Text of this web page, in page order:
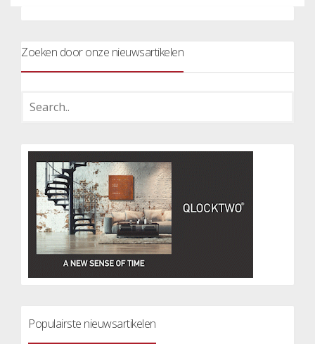
Zoeken door onze nieuwsartikelen
Populairste nieuwsartikelen